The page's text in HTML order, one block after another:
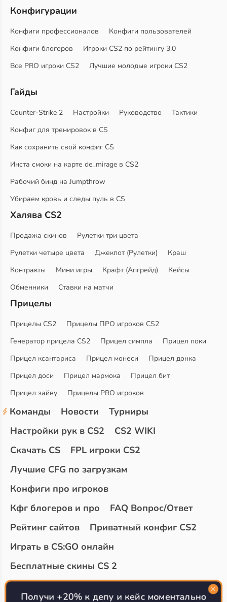
Конфигурации
Конфиги профессионалов
Конфиги пользователей
Конфиги блогеров
Игроки CS2 по рейтингу 3.0
Все PRO игроки CS2
Лучшие молодые игроки CS2
Гайды
Counter-Strike 2 Настройки Руководство
Тактики
Конфиг для тренировок в CS
Как сохранить свой конфиг CS
Инста смоки на карте de_mirage в CS2
Рабочий бинд на Jumpthrow
Убираем кровь и следы пуль в CS
Халява CS2
Продажа скинов
Рулетки три цвета
Рулетки четыре цвета
Джекпот (Рулетки)
Краш
Контракты
Мини игры Крафт (Апгрейд)
Кейсы
Обменники
Ставки на матчи
Прицелы
Прицелы CS2
Прицелы ПРО игроков CS2
Генератор прицела CS2
Прицел симпла
Прицел поки
Прицел ксантариса
Прицел монеси
Прицел донка
Прицел доси
Прицел мармока
Прицел бит
Прицел зайву
Прицелы PRO игроков
Команды Новости
Турниры
Настройки рук в CS2
CS2 WIKI
Скачать CS
FPL игроки CS2
Лучшие CFG по загрузкам
Конфиги про игроков
Кфг блогеров и про
FAQ Вопрос/Ответ
Рейтинг сайтов
Приватный конфиг CS2
Играть в CS:GO онлайн
Бесплатные скины CS 2
Топ сайтов с халявой КС 2
О проекте
Получи +20% к депу и кейс моментально